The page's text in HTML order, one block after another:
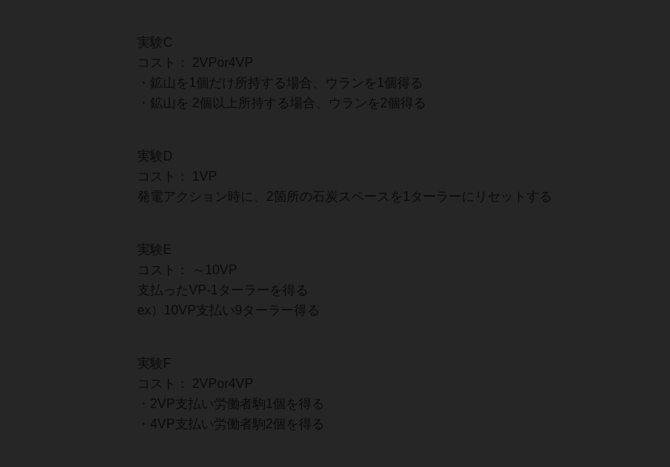
実験C
コスト： 2VPor4VP
・鉱山を1個だけ所持する場合、ウランを1個得る
・鉱山を 2個以上所持する場合、ウランを2個得る
実験D
コスト： 1VP
発電アクション時に、2箇所の石炭スペースを1ターラーにリセットする
実験E
コスト： ～10VP
支払ったVP-1ターラーを得る
ex）10VP支払い9ターラー得る
実験F
コスト： 2VPor4VP
・2VP支払い労働者駒1個を得る
・4VP支払い労働者駒2個を得る